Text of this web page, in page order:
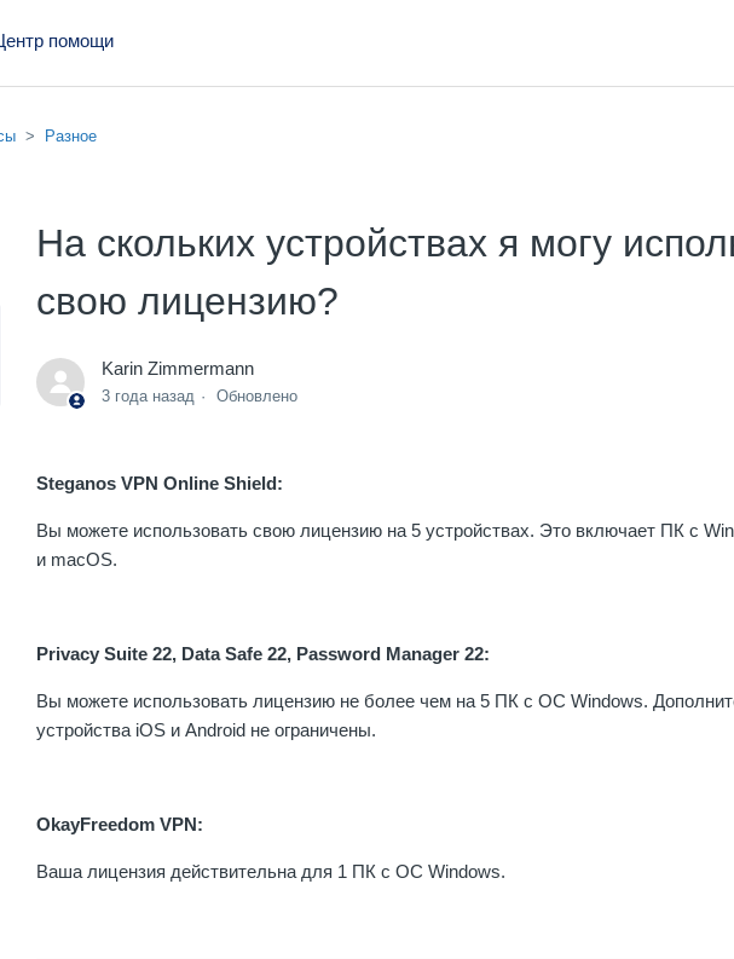
помощи
Разное
На скольких устройствах я могу
свою лицензию?
Karin Zimmermann
3 года назад Обновлено
Steganos VPN Online Shield:
Вы можете использовать свою лицензию на 5 устройствах. Это включает ПК с
и macOS.
Privacy Suite 22, Data Safe 22, Password Manager 22:
Вы можете использовать лицензию не более чем на 5 ПК с ОС Windows.
устройства iOS и Android не ограничены.
OkayFreedom VPN:
Ваша лицензия действительна для 1 ПК с ОС Windows.